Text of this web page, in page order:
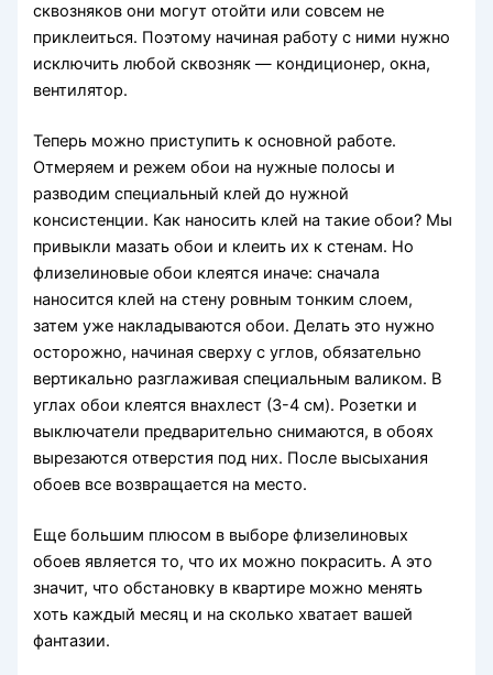
сквозняков они могут отойти или совсем не
приклеиться. Поэтому начиная работу с ними нужно
исключить любой сквозняк — кондиционер, окна,
вентилятор.
Теперь можно приступить к основной работе.
Отмеряем и режем обои на нужные полосы и
разводим специальный клей до нужной
консистенции. Как наносить клей на такие обои? Мы
привыкли мазать обои и клеить их к стенам. Но
флизелиновые обои клеятся иначе: сначала
наносится клей на стену ровным тонким слоем,
затем уже накладываются обои. Делать это нужно
осторожно, начиная сверху с углов, обязательно
вертикально разглаживая специальным валиком. В
углах обои клеятся внахлест (3-4 см). Розетки и
выключатели предварительно снимаются, в обоях
вырезаются отверстия под них. После высыхания
обоев все возвращается на место.
Еще большим плюсом в выборе флизелиновых
обоев является то, что их можно покрасить. А это
значит, что обстановку в квартире можно менять
хоть каждый месяц и на сколько хватает вашей
фантазии.